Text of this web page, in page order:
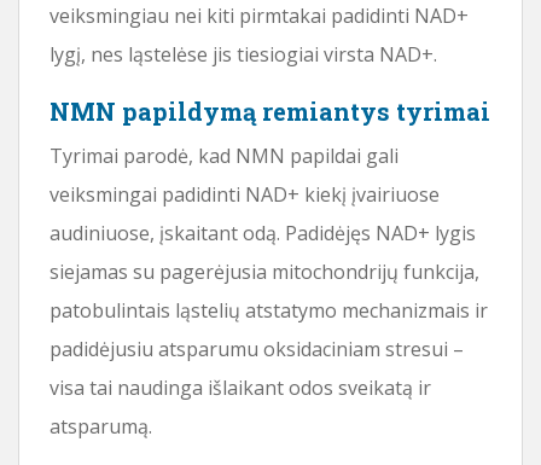
veiksmingiau nei kiti pirmtakai padidinti NAD+
lygį, nes ląstelėse jis tiesiogiai virsta NAD+.
NMN papildymą remiantys tyrimai
Tyrimai parodė, kad NMN papildai gali
veiksmingai padidinti NAD+ kiekį įvairiuose
audiniuose, įskaitant odą. Padidėjęs NAD+ lygis
siejamas su pagerėjusia mitochondrijų funkcija,
patobulintais ląstelių atstatymo mechanizmais ir
padidėjusiu atsparumu oksidaciniam stresui –
visa tai naudinga išlaikant odos sveikatą ir
atsparumą.